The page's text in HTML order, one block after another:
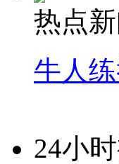
热点
牛人
24小